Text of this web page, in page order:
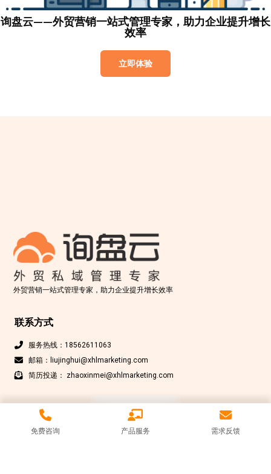
询盘云——外贸营销一站式管理专家，助力企业提升增长
效率
立即体验
免费咨询 产品服务 需求反馈
外贸营销一站式管理专家，助力企业提升增长效率
联系方式
服务热线：18562611063
邮箱：liujinghui@xhlmarketing.com
简历投递： zhaoxinmei@xhlmarketing.com